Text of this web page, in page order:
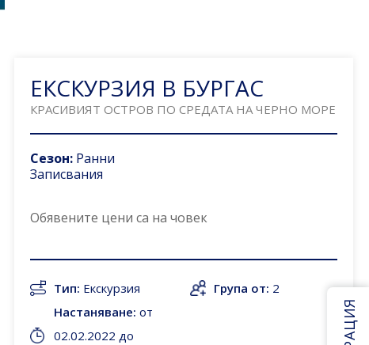
ЕКСКУРЗИЯ В БУРГАС
КРАСИВИЯТ ОСТРОВ ПО СРЕДАТА НА ЧЕРНО МОРЕ
Сезон: Ранни
Записвания
Обявените цени са на човек
Тип: Екскурзия
Настаняване:от
02.02.2022 до
Група от: 2